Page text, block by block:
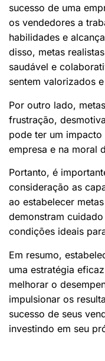
sucesso de uma
os vendedores a
habilidades e
disso, metas
saudável e
sentem valorizados
Por outro lado,
frustração,
pode ter um
empresa e na moral
Portanto, é
consideração as
ao estabelecer
demonstram
condições ideais
Em resumo,
uma estratégia
melhorar o
impulsionar os
sucesso de seus
investindo em seu